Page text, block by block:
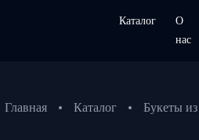
Каталог
О
нас
Главная Каталог Букеты